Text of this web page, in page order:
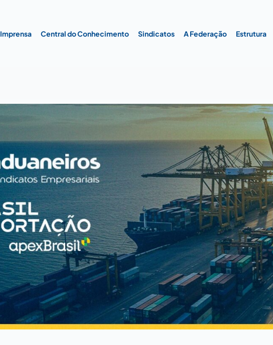
Imprensa Central do Conhecimento Sindicatos A Federação Estrutura